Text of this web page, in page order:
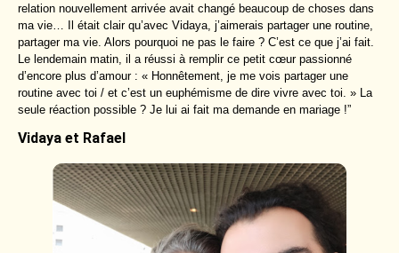
relation nouvellement arrivée avait changé beaucoup de choses dans
ma vie… Il était clair qu’avec Vidaya, j’aimerais partager une routine,
partager ma vie. Alors pourquoi ne pas le faire ? C’est ce que j’ai fait.
Le lendemain matin, il a réussi à remplir ce petit cœur passionné
d’encore plus d’amour : « Honnêtement, je me vois partager une
routine avec toi / et c’est un euphémisme de dire vivre avec toi. » La
seule réaction possible ? Je lui ai fait ma demande en mariage !”
Vidaya et Rafael